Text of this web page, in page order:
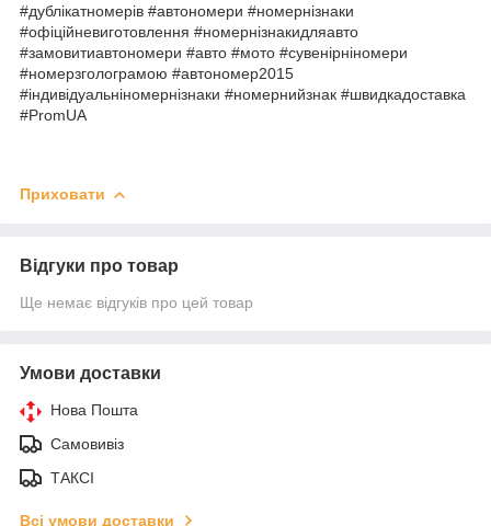
#дублікатномерів #автономери #номернізнаки
#офіційневиготовлення #номернізнакидляавто
#замовитиавтономери #авто #мото #сувенірніномери
#номерзголограмою #автономер2015
#індивідуальніномернізнаки #номернийзнак #швидкадоставка
#PromUA
Приховати
Відгуки про товар
Ще немає відгуків про цей товар
Умови доставки
Нова Пошта
Самовивіз
ТАКСІ
Всі умови доставки